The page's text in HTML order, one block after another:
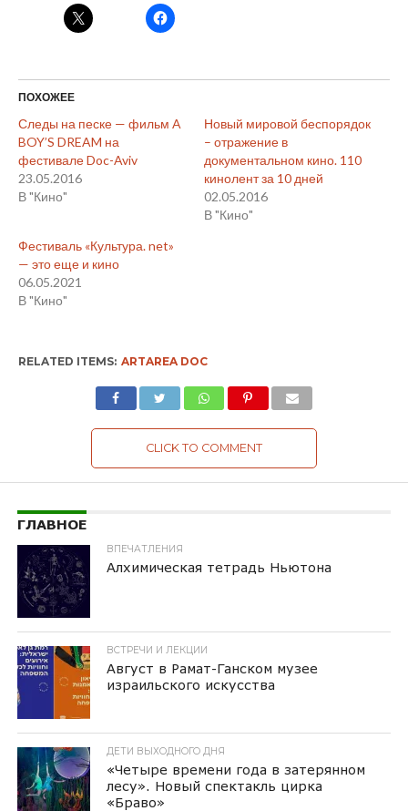
ПОХОЖЕЕ
Следы на песке — фильм A
BOY’S DREAM на
фестивале Doc-Aviv
23.05.2016
В "Кино"
Новый мировой беспорядок
– отражение в
документальном кино. 110
кинолент за 10 дней
02.05.2016
В "Кино"
Фестиваль «Культура. net»
— это еще и кино
06.05.2021
В "Кино"
RELATED ITEMS: ARTAREA DOC
CLICK TO COMMENT
ГЛАВНОЕ
ВПЕЧАТЛЕНИЯ
Алхимическая тетрадь Ньютона
ВСТРЕЧИ И ЛЕКЦИИ
Август в Рамат-Ганском музее
израильского искусства
ДЕТИ ВЫХОДНОГО ДНЯ
«Четыре времени года в затерянном
лесу». Новый спектакль цирка
«Браво»